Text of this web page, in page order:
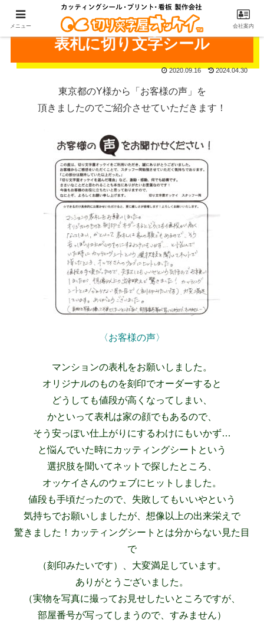
表札に切り文字シール
2020.09.16 2024.04.30
東京都のY様から「お客様の声」を
頂きましたのでご紹介させていただきます！
〈お客様の声〉
マンションの表札をお願いしました。
オリジナルのものを刻印でオーダーすると
どうしても値段が高くなってしまい、
かといって表札は家の顔でもあるので、
そう安っぽい仕上がりにするわけにもいかず…
と悩んでいた時にカッティングシートという
選択肢を聞いてネットで探したところ、
オッケイさんのウェブにヒットしました。
値段も手頃だったので、失敗してもいいやという
気持ちでお願いしましたが、想像以上の出来栄えで
驚きました！カッティングシートとは分からない見た目
で
（刻印みたいです）、大変満足しています。
ありがとうございました。
（実物を写真に撮ってお見せしたいところですが、
部屋番号が写ってしまうので、すみません）
メニュー 会社案内